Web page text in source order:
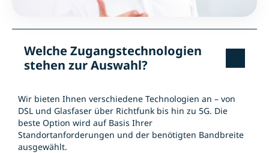
Welche Zugangstechnologien
stehen zur Auswahl?
Wir bieten Ihnen verschiedene Technologien an – von
DSL und Glasfaser über Richtfunk bis hin zu 5G. Die
beste Option wird auf Basis Ihrer
Standortanforderungen und der benötigten Bandbreite
ausgewählt.